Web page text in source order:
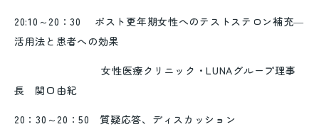
20:10～20：30 ポスト更年期女性へのテストステロン補充―
活用法と患者への効果
女性医療クリニック・LUNAグループ理事
長 関口由紀
20：30～20：50 質疑応答、ディスカッション